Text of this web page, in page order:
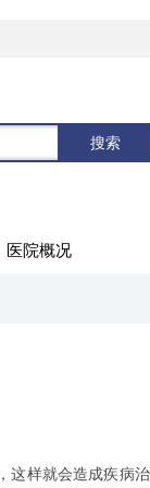
医院概况
这样就会造成疾病